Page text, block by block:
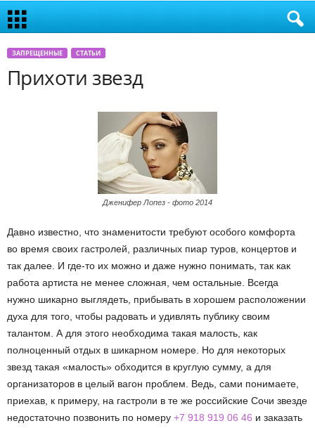
ЗАПРЕЩЕННЫЕ СТАТЬИ
Прихоти звезд
Дженифер Лопез - фото 2014
Давно известно, что знаменитости требуют особого комфорта
во время своих гастролей, различных пиар туров, концертов и
так далее. И где-то их можно и даже нужно понимать, так как
работа артиста не менее сложная, чем остальные. Всегда
нужно шикарно выглядеть, прибывать в хорошем расположении
духа для того, чтобы радовать и удивлять публику своим
талантом. А для этого необходима такая малость, как
полноценный отдых в шикарном номере. Но для некоторых
звезд такая «малость» обходится в круглую сумму, а для
организаторов в целый вагон проблем. Ведь, сами понимаете,
приехав, к примеру, на гастроли в те же российские Сочи звезде
недостаточно позвонить по номеру +7 918 919 06 46 и заказать